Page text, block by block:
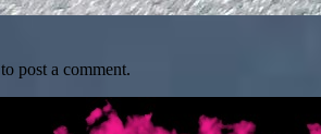
to post a comment.